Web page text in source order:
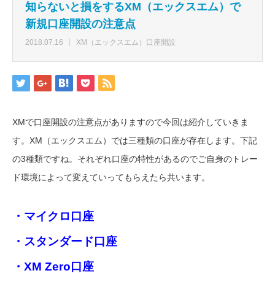
知らないと損をするXM（エックスエム）で
新規口座開設の注意点
2018.07.16 XM（エックスエム）口座開設
XMで口座開設の注意点がありますので今回は紹介していきま
す。XM（エックスエム）では三種類の口座が存在します。下記
の3種類ですね。それぞれ口座の特性があるのでご自身のトレー
ド環境によって変えていってもらえたら共います。
・マイクロ口座
・スタンダード口座
・XM Zero口座